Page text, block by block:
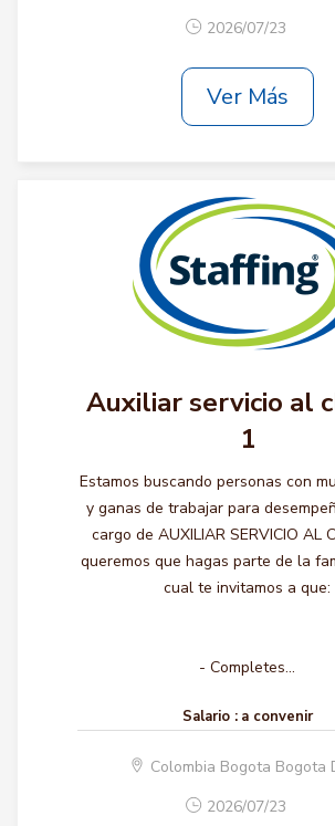
2026/07/23
Ver Más
Auxiliar servicio al
1
Estamos buscando personas con
y ganas de trabajar para
cargo de AUXILIAR SERVICIO AL
queremos que hagas parte de la
cual te invitamos a que:
- Completes...
Salario : a convenir
Colombia Bogota Bogota
2026/07/23